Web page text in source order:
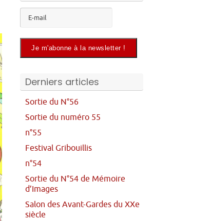
Derniers articles
Sortie du N°56
Sortie du numéro 55
n°55
Festival Gribouillis
n°54
Sortie du N°54 de Mémoire
d’Images
Salon des Avant-Gardes du XXe
siècle